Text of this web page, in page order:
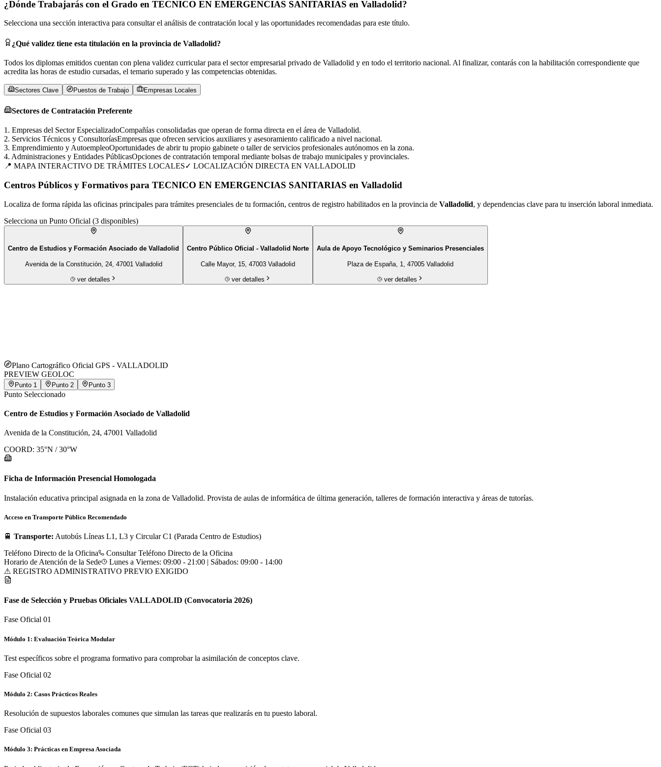
¿Dónde Trabajarás con el Grado en TECNICO EN EMERGENCIAS SANITARIAS en Valladolid?
Selecciona una sección interactiva para consultar el análisis de contratación local y las oportunidades recomendadas para este título.
¿Qué validez tiene esta titulación en la provincia de Valladolid?
Todos los diplomas emitidos cuentan con plena validez curricular para el sector empresarial privado de Valladolid y en todo el territorio nacional. Al finalizar, contarás con la habilitación correspondiente que
acredita las horas de estudio cursadas, el temario superado y las competencias obtenidas.
Sectores Clave Puestos de Trabajo Empresas Locales
Sectores de Contratación Preferente
1 . Empresas del Sector EspecializadoCompañías consolidadas que operan de forma directa en el área de Valladolid.
2. Servicios Técnicos y ConsultoríasEmpresas que ofrecen servicios auxiliares y asesoramiento calificado a nivel nacional.
3. Emprendimiento y AutoempleoOportunidades de abrir tu propio gabinete o taller de servicios profesionales autónomos en la zona.
4. Administraciones y Entidades PúblicasOpciones de contratación temporal mediante bolsas de trabajo municipales y provinciales.
📍 MAPA INTERACTIVO DE TRÁMITES LOCALES✓ LOCALIZACIÓN DIRECTA EN VALLADOLID
Centros Públicos y Formativos para TECNICO EN EMERGENCIAS SANITARIAS en Valladolid
Localiza de forma rápida las oficinas principales para trámites presenciales de tu formación, centros de registro habilitados en la provincia de Valladolid, y dependencias clave para tu inserción laboral inmediata.
Selecciona un Punto Oficial (3 disponibles)
Centro de Estudios y Formación Asociado de Valladolid
Avenida de la Constitución, 24, 47001 Valladolid
ver detalles
Centro Público Oficial - Valladolid Norte
Calle Mayor, 15, 47003 Valladolid
ver detalles
Aula de Apoyo Tecnológico y Seminarios Presenciales
Plaza de España, 1, 47005 Valladolid
ver detalles
Plano Cartográfico Oficial GPS - VALLADOLID
PREVIEW GEOLOC
Punto 1 Punto 2 Punto 3
Punto Seleccionado
Centro de Estudios y Formación Asociado de Valladolid
Avenida de la Constitución, 24, 47001 Valladolid
COORD: 35°N /30°W
Ficha de Información Presencial Homologada
Instalación educativa principal asignada en la zona de Valladolid. Provista de aulas de informática de última generación, talleres de formación interactiva y áreas de tutorías.
Acceso en Transporte Público Recomendado
🚆 Transporte: Autobús Líneas L1, L3 y Circular C1 (Parada Centro de Estudios)
Teléfono Directo de la Oficina
Consultar Teléfono Directo de la Oficina
Horario de Atención de la Sede
Lunes a Viernes: 09:00 - 21:00 | Sábados: 09:00 - 14:00
⚠ REGISTRO ADMINISTRATIVO PREVIO EXIGIDO
Fase de Selección y Pruebas Oficiales VALLADOLID (Convocatoria 2026)
Fase Oficial 01
Módulo 1: Evaluación Teórica Modular
Test específicos sobre el programa formativo para comprobar la asimilación de conceptos clave.
Fase Oficial 02
Módulo 2: Casos Prácticos Reales
Resolución de supuestos laborales comunes que simulan las tareas que realizarás en tu puesto laboral.
Fase Oficial 03
Módulo 3: Prácticas en Empresa Asociada